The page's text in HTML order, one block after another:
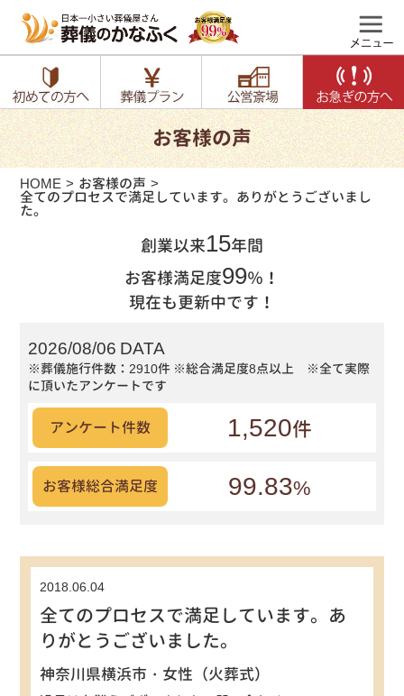
お客様の声
HOME お客様の声
全てのプロセスで満足しています。ありがとうございまし
た。
創業以来15年間
お客様満足度99％！
現在も更新中です！
2026/08/06 DATA
※葬儀施行件数：2910件 ※総合満足度8点以上 ※全て実際
に頂いたアンケートです
アンケート件数 1,520件
お客様総合満足度 99.83%
2018.06.04
全てのプロセスで満足しています。あ
りがとうございました。
神奈川県横浜市・女性（火葬式）